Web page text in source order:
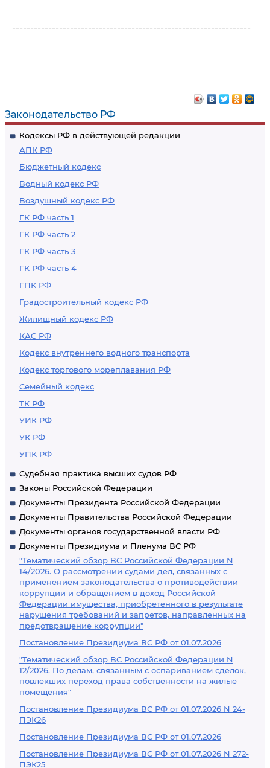
Законодательство РФ
Кодексы РФ в действующей редакции
АПК РФ
Бюджетный кодекс
Водный кодекс РФ
Воздушный кодекс РФ
ГК РФ часть 1
ГК РФ часть 2
ГК РФ часть 3
ГК РФ часть 4
ГПК РФ
Градостроительный кодекс РФ
Жилищный кодекс РФ
КАС РФ
Кодекс внутреннего водного транспорта
Кодекс торгового мореплавания РФ
Семейный кодекс
ТК РФ
УИК РФ
УК РФ
УПК РФ
Судебная практика высших судов РФ
Законы Российской Федерации
Документы Президента Российской Федерации
Документы Правительства Российской Федерации
Документы органов государственной власти РФ
Документы Президиума и Пленума ВС РФ
"Тематический обзор ВС Российской Федерации N
14/2026. О рассмотрении судами дел, связанных с
применением законодательства о противодействии
коррупции и обращением в доход Российской
Федерации имущества, приобретенного в результате
нарушения требований и запретов, направленных на
предотвращение коррупции"
Постановление Президиума ВС РФ от 01.07.2026
"Тематический обзор ВС Российской Федерации N
12/2026. По делам, связанным с оспариванием сделок,
повлекших переход права собственности на жилые
помещения"
Постановление Президиума ВС РФ от 01.07.2026 N 24-
ПЭК26
Постановление Президиума ВС РФ от 01.07.2026
Постановление Президиума ВС РФ от 01.07.2026 N 272-
ПЭК25
------------------------------------------------------------------